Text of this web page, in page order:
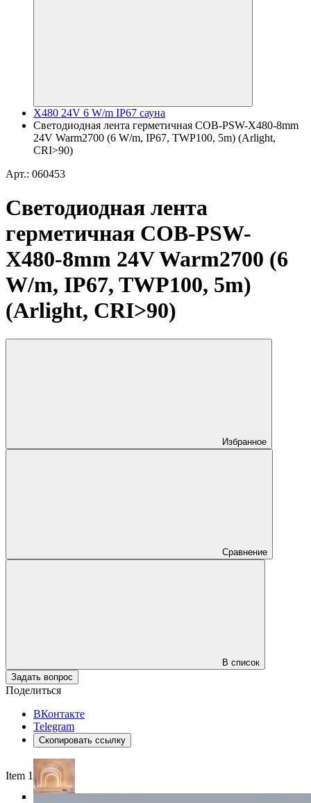
X480 24V 6 W/m IP67 сауна
Светодиодная лента герметичная COB-PSW-X480-8mm
24V Warm2700 (6 W/m, IP67, TWP100, 5m) (Arlight,
CRI>90)
Арт.: 060453
Светодиодная лента
герметичная COB-PSW-
X480-8mm 24V Warm2700 (6
W/m, IP67, TWP100, 5m)
(Arlight, CRI>90)
Избранное
Сравнение
В список
Задать вопрос
Поделиться
ВКонтакте
Telegram
Скопировать ссылку
Item 1 of 4